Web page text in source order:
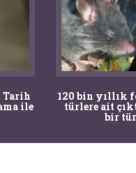
Tarih
ile
120 bin yıllık
türlere ait
bir